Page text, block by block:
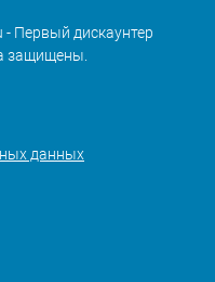
Первый дискаунтер
защищены.
данных